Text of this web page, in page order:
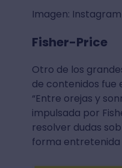
Imagen: Instagram
Fisher-Price
Otro de los
de contenidos fue
“Entre orejas y
impulsada por
resolver dudas
forma entretenida